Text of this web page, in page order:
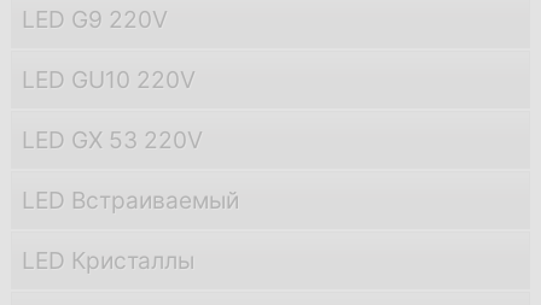
LED G9 220V
LED GU10 220V
LED GX 53 220V
LED Встраиваемый
LED Кристаллы